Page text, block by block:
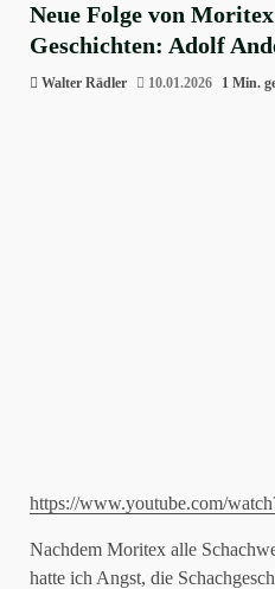
Neue Folge von
Geschichten: Adolf
Walter Rädler 10.01.2026 1 Min.
https://www.youtube.com/
Nachdem Moritex alle
hatte ich Angst, die